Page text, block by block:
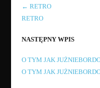
← RETRO
RETRO
NASTĘPNY WPIS
O TYM JAK
O TYM JAK